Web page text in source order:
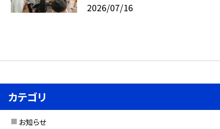
2026/07/16
カテゴリ
お知らせ